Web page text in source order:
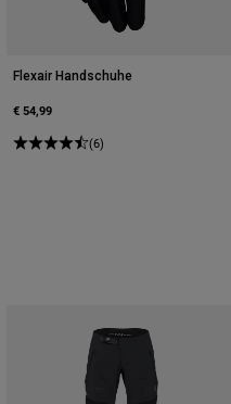
Flexair Handschuhe
€ 54,99
(6)